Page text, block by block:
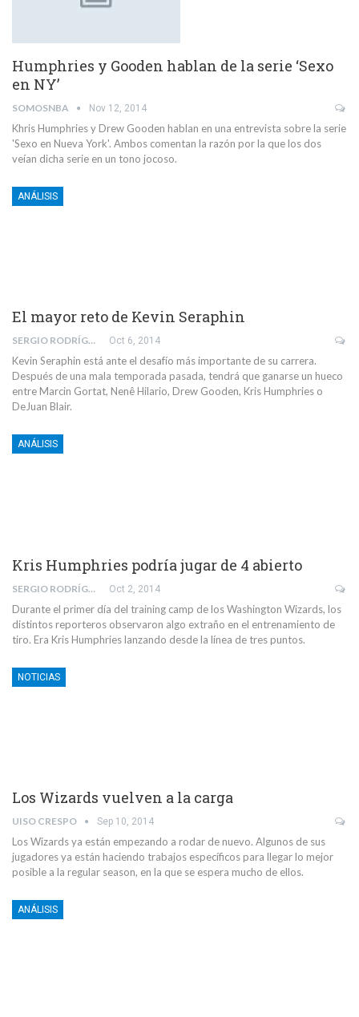
Humphries y Gooden hablan de la serie ‘Sexo
en NY’
SOMOSNBA Nov 12, 2014
Khris Humphries y Drew Gooden hablan en una entrevista sobre la serie
'Sexo en Nueva York'. Ambos comentan la razón por la que los dos
veían dicha serie en un tono jocoso.
ANÁLISIS
El mayor reto de Kevin Seraphin
SERGIO RODRÍGUEZ NICOLÁS Oct 6, 2014
Kevin Seraphin está ante el desafío más importante de su carrera.
Después de una mala temporada pasada, tendrá que ganarse un hueco
entre Marcin Gortat, Nenê Hilario, Drew Gooden, Kris Humphries o
DeJuan Blair.
ANÁLISIS
Kris Humphries podría jugar de 4 abierto
SERGIO RODRÍGUEZ NICOLÁS Oct 2, 2014
Durante el primer día del training camp de los Washington Wizards, los
distintos reporteros observaron algo extraño en el entrenamiento de
tiro. Era Kris Humphries lanzando desde la línea de tres puntos.
NOTICIAS
Los Wizards vuelven a la carga
UISO CRESPO Sep 10, 2014
Los Wizards ya están empezando a rodar de nuevo. Algunos de sus
jugadores ya están haciendo trabajos específicos para llegar lo mejor
posible a la regular season, en la que se espera mucho de ellos.
ANÁLISIS